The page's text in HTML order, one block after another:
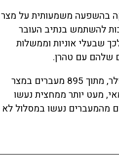
בהשפעה משמעותית על מצר
להשתמש בנתיב העובר
שבעלי אוניות וממשלות
שלהם עם טהרן.
לפי חברת נתוני הספנות קפלר, מתוך 895 מעברים במצר
בין 1 במרץ ל־19 במאי, מעט יותר ממחצית נעשו
כ־40 אחוזים מהמעברים נעשו במסלול לא